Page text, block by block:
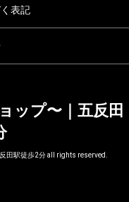
表記
ップ〜｜五反田
田駅徒歩2分 all rights reserved.